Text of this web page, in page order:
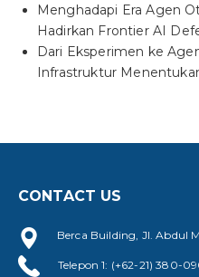
Menghadapi Era Agen
Hadirkan Frontier AI
Dari Eksperimen ke
Infrastruktur
CONTACT US
Berca Building, Jl. Abdul
Telepon 1: (+62-21) 380-